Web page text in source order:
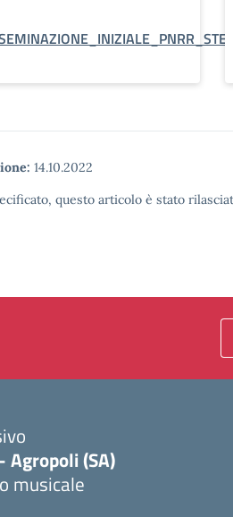
14.10.2022
questo articolo è stato
Agropoli (SA)
musicale